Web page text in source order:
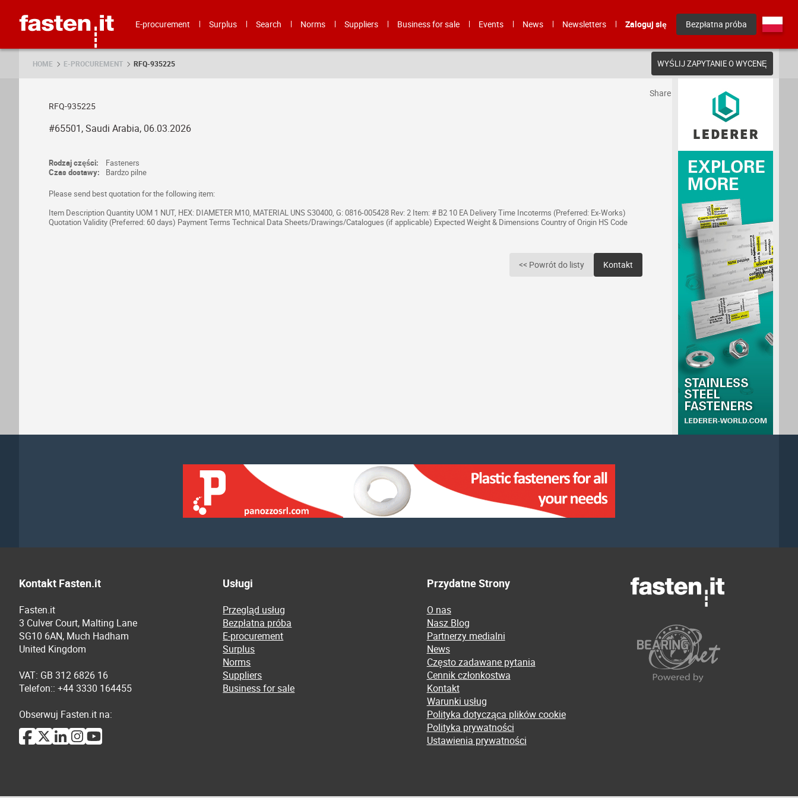
E-procurement Surplus Search Norms Suppliers Business for sale Events News Newsletters Zaloguj się Bezpłatna próba
HOME E-PROCUREMENT RFQ-935225 WYŚLIJ ZAPYTANIE O WYCENĘ
RFQ-935225
#65501, Saudi Arabia, 06.03.2026
Rodzaj części:
Fasteners
Czas dostawy:
Bardzo pilne
Please send best quotation for the following item:
Item Description Quantity UOM 1 NUT, HEX: DIAMETER M10, MATERIAL UNS S30400, G: 0816-005428 Rev: 2 Item: # B2 10 EA Delivery Time Incoterms (Preferred: Ex-Works)
Quotation Validity (Preferred: 60 days) Payment Terms Technical Data Sheets/Drawings/Catalogues (if applicable) Expected Weight & Dimensions Country of Origin HS Code
<< Powrót do listy Kontakt
Share
Kontakt Fasten.it
Fasten.it
3 Culver Court, Malting Lane
SG10 6AN, Much Hadham
United Kingdom
VAT: GB 312 6826 16
Telefon:: +44 3330 164455
Obserwuj Fasten.it na:
Usługi
Przegląd usług
Bezpłatna próba
E-procurement
Surplus
Norms
Suppliers
Business for sale
Przydatne Strony
O nas
Nasz Blog
Partnerzy medialni
News
Często zadawane pytania
Cennik członkostwa
Kontakt
Warunki usług
Polityka dotycząca plików cookie
Polityka prywatności
Ustawienia prywatności